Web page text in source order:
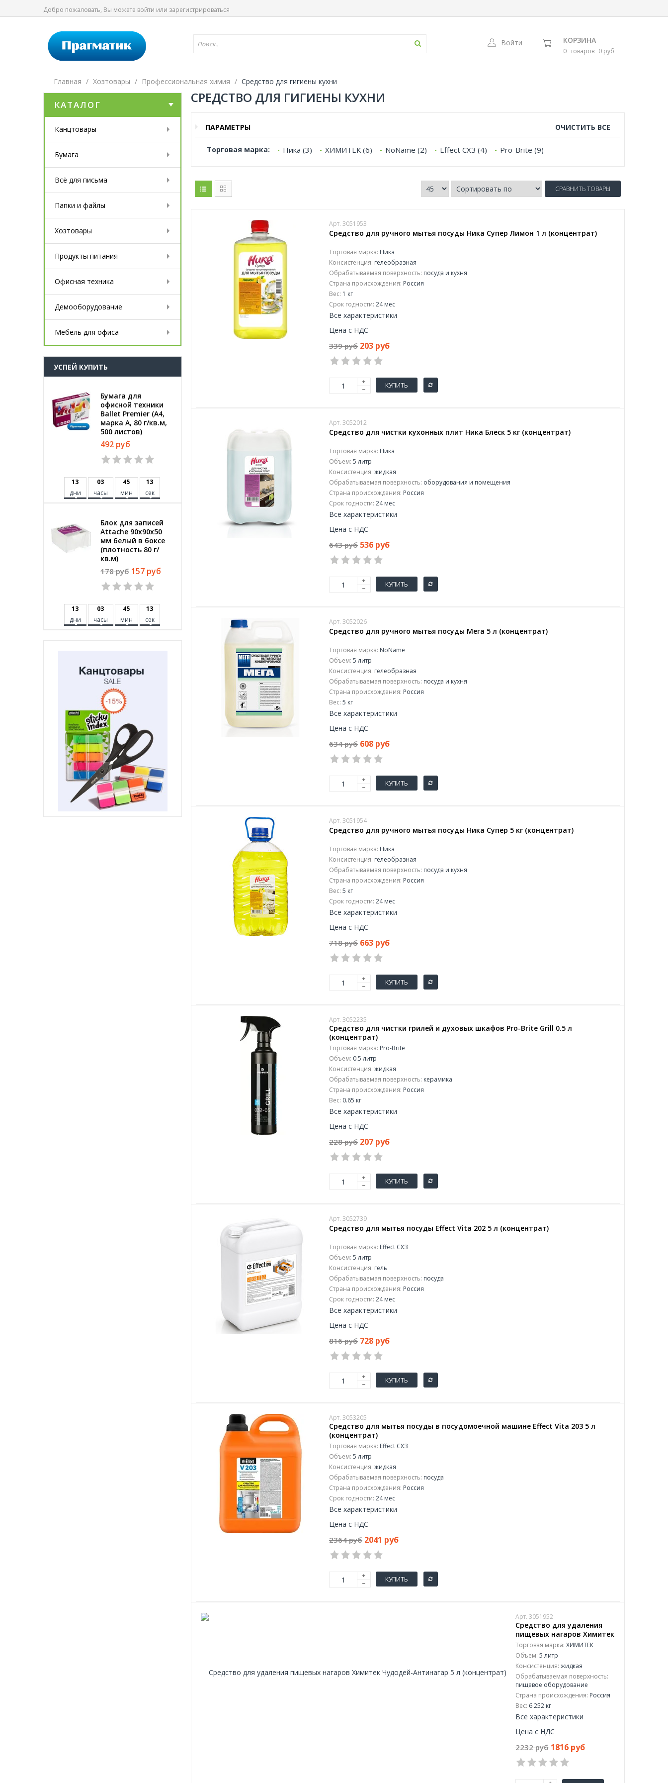
Добро пожаловать, Вы можете войти или зарегистрироваться
Войти КОРЗИНА
0 товаров 0 руб
Главная Хозтовары Профессиональная химия Средство для гигиены кухни
КАТАЛОГ
Канцтовары
Бумага
Всё для письма
Папки и файлы
Хозтовары
Продукты питания
Офисная техника
Демооборудование
Мебель для офиса
УСПЕЙ КУПИТЬ
Бумага для
офисной техники
Ballet Premier (А4,
марка A, 80 г/кв.м,
500 листов)
492 руб
13
дни
03
часы
45
мин
12
сек
Блок для записей
Attache 90x90x50
мм белый в боксе
(плотность 80 г/
кв.м)
178 руб 157 руб
13
дни
03
часы
45
мин
12
сек
СРЕДСТВО ДЛЯ ГИГИЕНЫ КУХНИ
ПАРАМЕТРЫ ОЧИСТИТЬ ВСЕ
Торговая марка: Ника (3) ХИМИТЕК (6) NoName (2) Effect СХЗ (4) Pro-Brite (9)
СРАВНИТЬ ТОВАРЫ
Арт. 3051953
Средство для ручного мытья посуды Ника Супер Лимон 1 л (концентрат)
Торговая марка: Ника
Консистенция: гелеобразная
Обрабатываемая поверхность: посуда и кухня
Страна происхождения: Россия
Вес: 1 кг
Срок годности: 24 мес
Все характеристики
Цена с НДС
339 руб 203 руб
КУПИТЬ
Арт. 3052012
Средство для чистки кухонных плит Ника Блеск 5 кг (концентрат)
Торговая марка: Ника
Объем: 5 литр
Консистенция: жидкая
Обрабатываемая поверхность: оборудования и помещения
Страна происхождения: Россия
Срок годности: 24 мес
Все характеристики
Цена с НДС
643 руб 536 руб
КУПИТЬ
Арт. 3052026
Средство для ручного мытья посуды Мега 5 л (концентрат)
Торговая марка: NoName
Объем: 5 литр
Консистенция: гелеобразная
Обрабатываемая поверхность: посуда и кухня
Страна происхождения: Россия
Вес: 5 кг
Все характеристики
Цена с НДС
634 руб 608 руб
КУПИТЬ
Арт. 3051954
Средство для ручного мытья посуды Ника Супер 5 кг (концентрат)
Торговая марка: Ника
Консистенция: гелеобразная
Обрабатываемая поверхность: посуда и кухня
Страна происхождения: Россия
Вес: 5 кг
Срок годности: 24 мес
Все характеристики
Цена с НДС
718 руб 663 руб
КУПИТЬ
Арт. 3052235
Средство для чистки грилей и духовых шкафов Pro-Brite Grill 0.5 л
(концентрат)
Торговая марка: Pro-Brite
Объем: 0.5 литр
Консистенция: жидкая
Обрабатываемая поверхность: керамика
Страна происхождения: Россия
Вес: 0.65 кг
Все характеристики
Цена с НДС
228 руб 207 руб
КУПИТЬ
Арт. 3052739
Средство для мытья посуды Effect Vita 202 5 л (концентрат)
Торговая марка: Effect СХЗ
Объем: 5 литр
Консистенция: гель
Обрабатываемая поверхность: посуда
Страна происхождения: Россия
Срок годности: 24 мес
Все характеристики
Цена с НДС
816 руб 728 руб
КУПИТЬ
Арт. 3053205
Средство для мытья посуды в посудомоечной машине Effect Vita 203 5 л
(концентрат)
Торговая марка: Effect СХЗ
Объем: 5 литр
Консистенция: жидкая
Обрабатываемая поверхность: посуда
Страна происхождения: Россия
Срок годности: 24 мес
Все характеристики
Цена с НДС
2364 руб 2041 руб
КУПИТЬ
Арт. 3051952
Средство для удаления
пищевых нагаров Химитек
Чудодей-Антинагар 5 л
(концентрат)
Торговая марка: ХИМИТЕК
Объем: 5 литр
Консистенция: жидкая
Обрабатываемая поверхность:
пищевое оборудование
Страна происхождения: Россия
Вес: 6.252 кг
Все характеристики
Цена с НДС
2232 руб 1816 руб